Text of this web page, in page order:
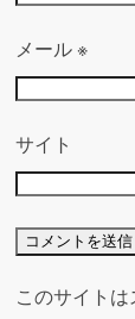
メール※
サイト
このサイト